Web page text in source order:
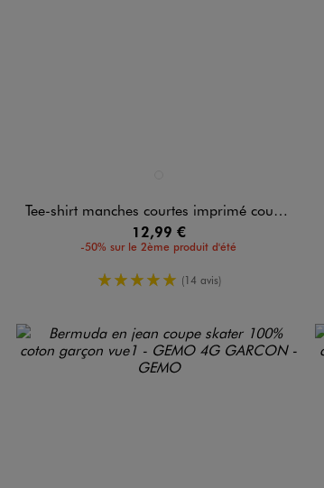
Tee-shirt manches courtes imprimé coupe oversize garçon - NBA
12,99 €
-50% sur le 2ème produit d'été
5/5 de moyenne
(14 avis)